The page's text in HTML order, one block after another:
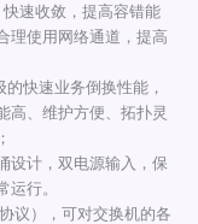
速收敛，提高容错能
理使用网络通道，提高
快速业务倒换性能，
高、维护方便、拓扑灵
设计，双电源输入，保
行。
议），可对交换机的各